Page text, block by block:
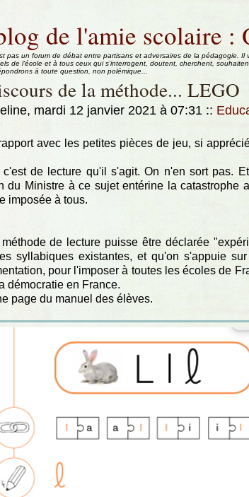
de l'amie scolaire :
pas un forum de débat entre partisans et adversaires de la pédagogie.
de l'école et à tous ceux qui s'interrogent, doutent, cherchent,
à toute question, non polémique...
de la méthode... LEGO
mardi 12 janvier 2021 à 07:31 ::
avec les petites pièces de jeu, si
c'est de lecture qu'il s'agit. On n'en sort pas.
du Ministre à ce sujet entérine la catastrophe
imposée à tous.
de lecture puisse être déclarée
syllabiques existantes, et qu'on s'appuie
pour l'imposer à toutes les écoles de
démocratie en France.
page du manuel des élèves.